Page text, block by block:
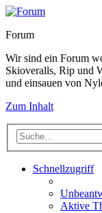
Forum
Wir sind ein Forum
Skioveralls, Rip und
und einsauen von
Zum Inhalt
Schnellzugriff
Aktive